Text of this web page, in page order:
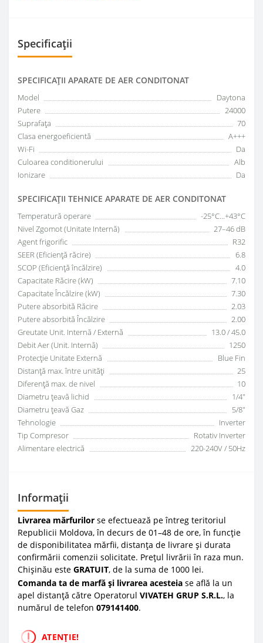
Specificații
SPECIFICAŢII APARATE DE AER CONDITONAT
Model
Daytona
Putere
24000
Suprafața
70
Clasa energoeficientă
A+++
Wi-Fi
Da
Culoarea conditionerului
Alb
Ionizare
Da
SPECIFICAŢII TEHNICE APARATE DE AER CONDITONAT
Temperatură operare
-25°C...+43°C
Nivel Zgomot (Unitate Internă)
27–46 dB
Agent frigorific
R32
SEER (Eficiență răcire)
6.8
SCOP (Eficiență încălzire)
4.0
Capacitate Răcire (kW)
7.10
Capacitate Încălzire (kW)
7.30
Putere absorbită Răcire
2.03
Putere absorbită Încălzire
2.00
Greutate Unit. Internă / Externă
13.0 / 45.0
Debit Aer (Unit. Internă)
1250
Protecție Unitate Externă
Blue Fin
Distanță max. între unități
25
Diferență max. de nivel
10
Diametru țeavă lichid
1/4"
Diametru țeavă Gaz
5/8"
Tehnologie
Inverter
Tip Compresor
Rotativ Inverter
Alimentare electrică
220-240V / 50Hz
Informații
Livrarea mărfurilor se efectuează pe întreg teritoriul
Republicii Moldova, în decurs de 01–48 de ore, în funcție
de disponibilitatea mărfii, distanța de livrare și durata
confirmării comenzii solicitate. Prețul livrării în raza mun.
Chișinău este GRATUIT, de la suma de 1000 lei.
Comanda ta de marfă și livrarea acesteia se află la un
apel distanță către Operatorul VIVATEH GRUP S.R.L., la
numărul de telefon 079141400.
ATENȚIE!